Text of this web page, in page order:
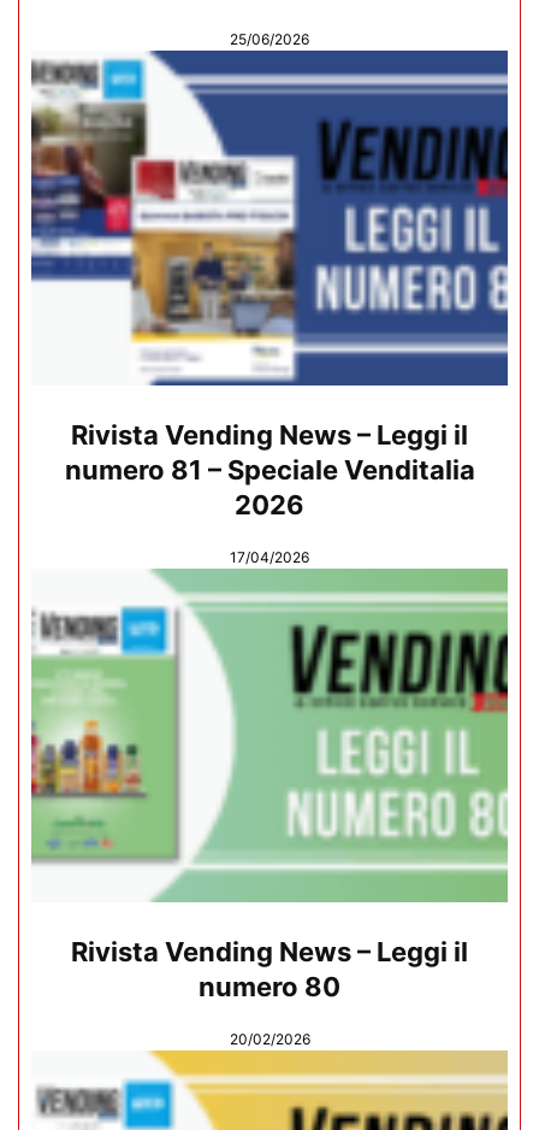
25/06/2026
Rivista Vending News – Leggi il
numero 81 – Speciale Venditalia
2026
17/04/2026
Rivista Vending News – Leggi il
numero 80
20/02/2026